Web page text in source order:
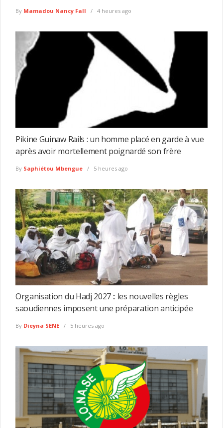
By Mamadou Nancy Fall 4 heures ago
Pikine Guinaw Rails : un homme placé en garde à vue
après avoir mortellement poignardé son frère
By Saphiétou Mbengue 5 heures ago
Organisation du Hadj 2027 :: les nouvelles règles
saoudiennes imposent une préparation anticipée
By Dieyna SENE 5 heures ago